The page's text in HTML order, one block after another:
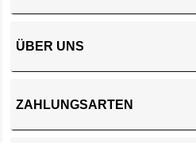
ÜBER UNS
ZAHLUNGSARTEN